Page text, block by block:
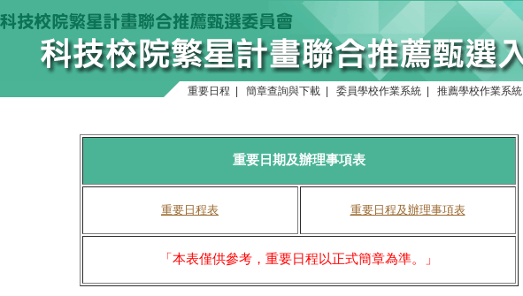
重要日程 簡章查詢與下載 委員學校作業系統 推薦學校作業系統
重要日期及辦理事項表
重要日程表 重要日程及辦理事項表
「本表僅供參考，重要日程以正式簡章為準。」